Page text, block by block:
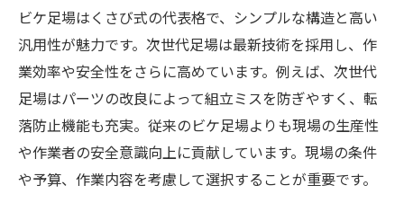
ビケ足場はくさび式の代表格で、シンプルな構造と高い
汎用性が魅力です。次世代足場は最新技術を採用し、作
業効率や安全性をさらに高めています。例えば、次世代
足場はパーツの改良によって組立ミスを防ぎやすく、転
落防止機能も充実。従来のビケ足場よりも現場の生産性
や作業者の安全意識向上に貢献しています。現場の条件
や予算、作業内容を考慮して選択することが重要です。